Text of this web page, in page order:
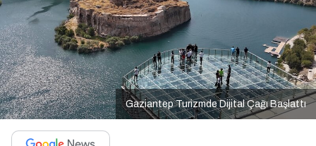
Gaziantep Turizmde Dijital Çağı Başlattı